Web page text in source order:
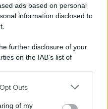
ads based on personal
information disclosed to
further disclosure of your
on the IAB’s list of
by us to third parties
Outs
of my